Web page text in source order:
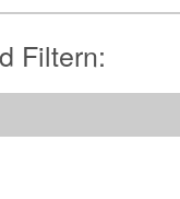
Filtern: